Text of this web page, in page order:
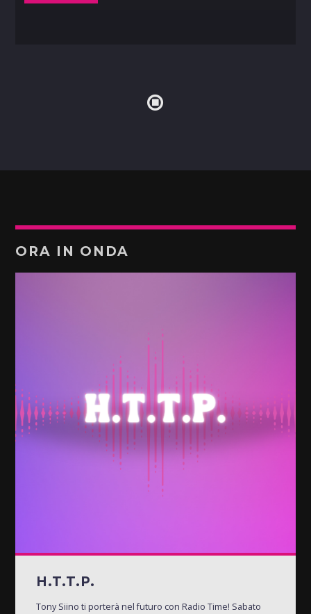
ORA IN ONDA
H.T.T.P.
Tony Siino ti porterà nel futuro con Radio Time! Sabato